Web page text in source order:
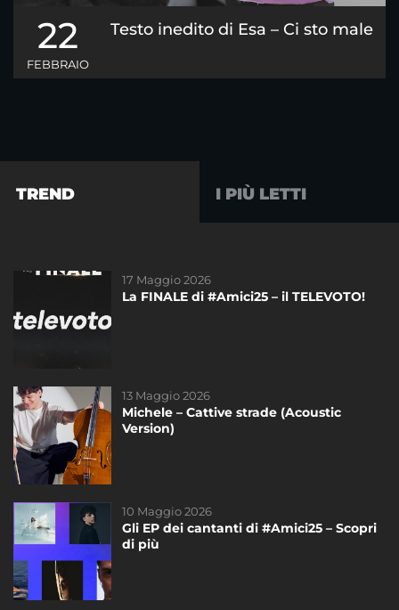
22
FEBBRAIO
Testo inedito di Esa – Ci sto male
TREND I PIÙ LETTI
17 Maggio 2026
La FINALE di #Amici25 – il TELEVOTO!
13 Maggio 2026
Michele – Cattive strade (Acoustic
Version)
10 Maggio 2026
Gli EP dei cantanti di #Amici25 – Scopri
di più
01 Giugno 2023
L’11 Giugno 2023 il concerto esclusivo dei
14 Novembre 2020
Freddy è sponsor tecnico di #Amici20!
23 Gennaio 2019
Testo dell’inedito di Giordana Angi
“Casa”